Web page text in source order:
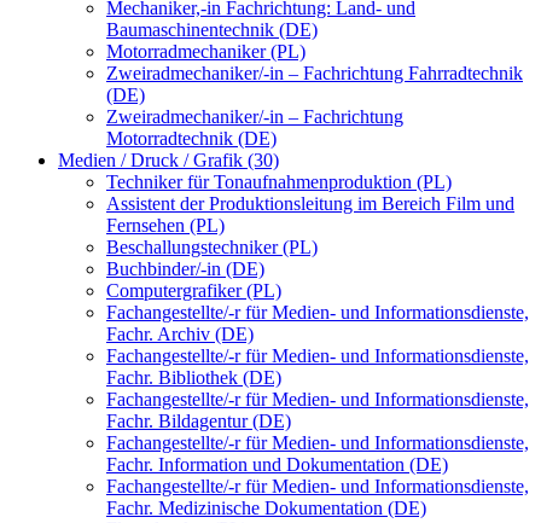
Mechaniker,-in Fachrichtung: Land- und
Baumaschinentechnik (DE)
Motorradmechaniker (PL)
Zweiradmechaniker/-in – Fachrichtung Fahrradtechnik
(DE)
Zweiradmechaniker/-in – Fachrichtung
Motorradtechnik (DE)
Medien / Druck / Grafik (30)
Techniker für Tonaufnahmenproduktion (PL)
Assistent der Produktionsleitung im Bereich Film und
Fernsehen (PL)
Beschallungstechniker (PL)
Buchbinder/-in (DE)
Computergrafiker (PL)
Fachangestellte/-r für Medien- und Informationsdienste,
Fachr. Archiv (DE)
Fachangestellte/-r für Medien- und Informationsdienste,
Fachr. Bibliothek (DE)
Fachangestellte/-r für Medien- und Informationsdienste,
Fachr. Bildagentur (DE)
Fachangestellte/-r für Medien- und Informationsdienste,
Fachr. Information und Dokumentation (DE)
Fachangestellte/-r für Medien- und Informationsdienste,
Fachr. Medizinische Dokumentation (DE)